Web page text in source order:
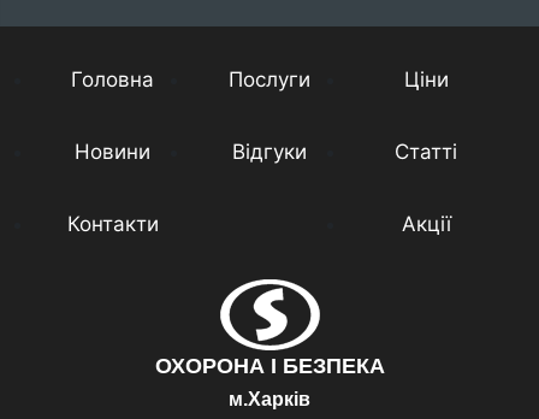
Головна Послуги Ціни
Новини Відгуки Статті
Контакти Акції
ОХОРОНА І БЕЗПЕКА
м.Харків